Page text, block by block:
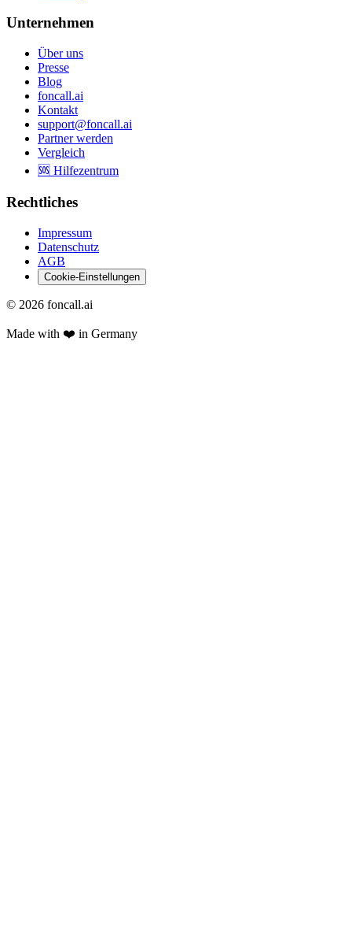
Unternehmen
Über uns
Presse
Blog
foncall.ai
Kontakt
support@foncall.ai
Partner werden
Vergleich
🆘 Hilfezentrum
Rechtliches
Impressum
Datenschutz
AGB
Cookie-Einstellungen
© 2026 foncall.ai
Made with ❤️ in Germany